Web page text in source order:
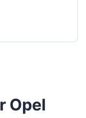
Opel